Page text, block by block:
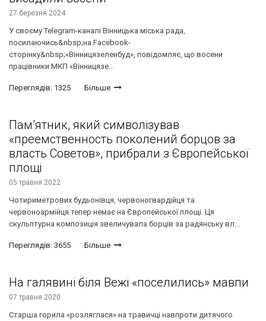
27 березня 2024
У своєму Telegram-каналі Вінницька міська рада,
посилаючись&nbsp;на Facebook-
сторінку&nbsp;«Вінницязеленбуд», повідомляє, що восени
працівники МКП «Вінницязе...
Переглядів: 1325 Більше
Пам’ятник, який символізував
«преемственность поколений борцов за
власть Советов», прибрали з Європейської
площі
05 травня 2022
Чотириметрових будьонівця, червоногвардійця та
червоноармійця тепер немає на Європейської площі. Ця
скульптурна композиція звеличувала борців за радянську вл...
Переглядів: 3655 Більше
На галявині біля Вежі «поселились» мавпи
07 травня 2020
Старша горила «розляглася» на травичці навпроти дитячого